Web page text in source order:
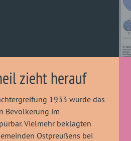
zieht herauf
1933 wurde das
Bevölkerung im
Vielmehr beklagten
Ostpreußens bei